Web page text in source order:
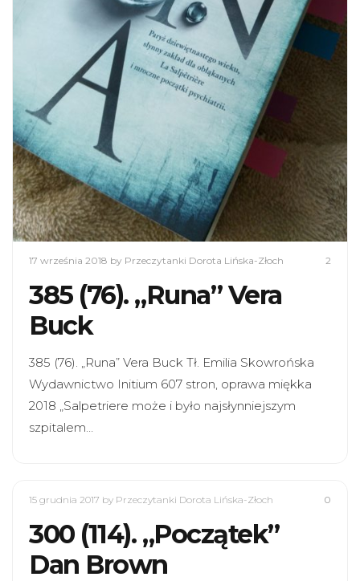
17 września 2018 by Przeczytanki Dorota Lińska-Złoch 2
385 (76). „Runa” Vera
Buck
385 (76). „Runa” Vera Buck Tł. Emilia Skowrońska
Wydawnictwo Initium 607 stron, oprawa miękka
2018 „Salpetriere może i było najsłynniejszym
szpitalem…
15 grudnia 2017 by Przeczytanki Dorota Lińska-Złoch 0
300 (114). „Początek”
Dan Brown